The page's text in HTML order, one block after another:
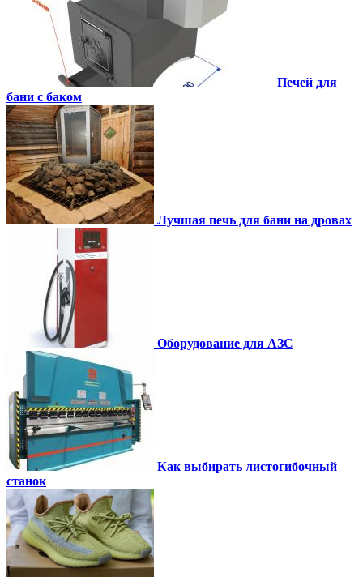
Печей для
бани с баком
Лучшая печь для бани на дровах
Оборудование для АЗС
Как выбирать листогибочный
станок